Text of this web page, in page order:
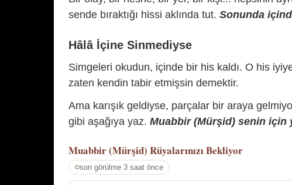
sende bıraktığı hissi aklında tut. Sonunda
Hâlâ İçine Sinmediyse
Simgeleri okudun, içinde bir his kaldı. O his
zaten kendin tabir etmişsin demektir.
Ama karışık geldiyse, parçalar bir araya
gibi aşağıya yaz. Muabbir (Mürşid) senin için
Muabbir (Mürşid) Rüyalarınızı Bekliyor
son görülme 3 saat önce